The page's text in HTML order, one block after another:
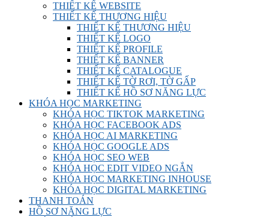
THIẾT KẾ WEBSITE
THIẾT KẾ THƯƠNG HIỆU
THIẾT KẾ THƯƠNG HIỆU
THIẾT KẾ LOGO
THIẾT KẾ PROFILE
THIẾT KẾ BANNER
THIẾT KẾ CATALOGUE
THIẾT KẾ TỜ RƠI, TỜ GẤP
THIẾT KẾ HỒ SƠ NĂNG LỰC
KHÓA HỌC MARKETING
KHÓA HỌC TIKTOK MARKETING
KHÓA HỌC FACEBOOK ADS
KHÓA HỌC AI MARKETING
KHÓA HỌC GOOGLE ADS
KHÓA HỌC SEO WEB
KHÓA HỌC EDIT VIDEO NGẮN
KHÓA HỌC MARKETING INHOUSE
KHÓA HỌC DIGITAL MARKETING
THANH TOÁN
HỒ SƠ NĂNG LỰC